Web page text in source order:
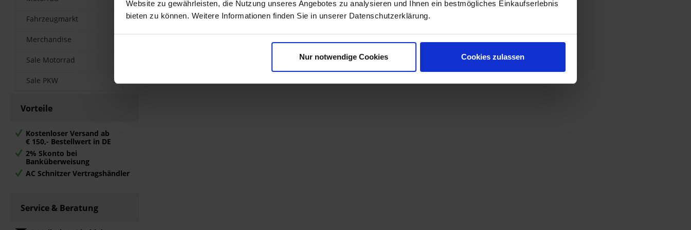
Website zu gewährleisten, die Nutzung unseres Angebotes zu analysieren und Ihnen ein bestmögliches Einkaufserlebnis
bieten zu können. Weitere Informationen finden Sie in unserer Datenschutzerklärung.
Nur notwendige Cookies Cookies zulassen
Fahrzeugmarkt
Merchandise
Sale Motorrad
Sale PKW
Vorteile
Kostenloser Versand ab
€ 150,- Bestellwert in DE
2% Skonto bei
Banküberweisung
AC Schnitzer Vertragshändler
Service & Beratung
Merken
Zum Produkt Zum Produkt
Merken
Zum Produkt